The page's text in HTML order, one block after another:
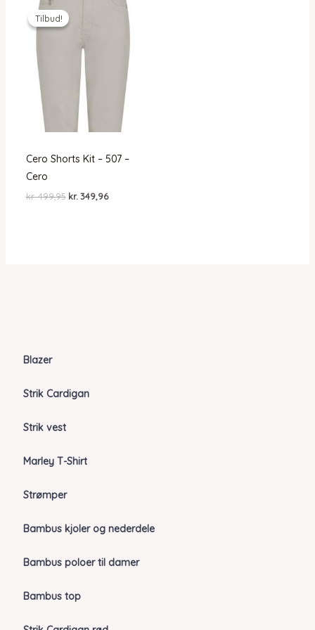
Blazer
Strik Cardigan
Strik vest
Marley T-Shirt
Strømper
Bambus kjoler og nederdele
Bambus poloer til damer
Bambus top
Tilbud!
Tilbud!
Cero Shorts Kit – 507 –
Cero
kr.499,95 Den
kr. 349,96Den